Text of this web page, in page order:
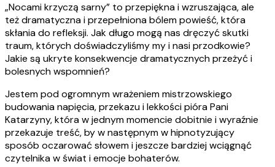
„Nocami krzyczą sarny” to przepiękna i wzruszająca, ale
też dramatyczna i przepełniona bólem powieść, która
skłania do refleksji. Jak długo mogą nas dręczyć skutki
traum, których doświadczyliśmy my i nasi przodkowie?
Jakie są ukryte konsekwencje dramatycznych przeżyć i
bolesnych wspomnień?
Jestem pod ogromnym wrażeniem mistrzowskiego
budowania napięcia, przekazu i lekkości pióra Pani
Katarzyny, która w jednym momencie dobitnie i wyraźnie
przekazuje treść, by w następnym w hipnotyzujący
sposób oczarować słowem i jeszcze bardziej wciągnąć
czytelnika w świat i emocje bohaterów.